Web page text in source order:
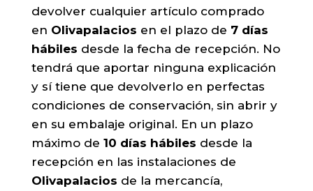
devolver cualquier artículo comprado
en Olivapalacios en el plazo de 7 días
hábiles desde la fecha de recepción. No
tendrá que aportar ninguna explicación
y sí tiene que devolverlo en perfectas
condiciones de conservación, sin abrir y
en su embalaje original. En un plazo
máximo de 10 días hábiles desde la
recepción en las instalaciones de
Olivapalacios de la mercancía,